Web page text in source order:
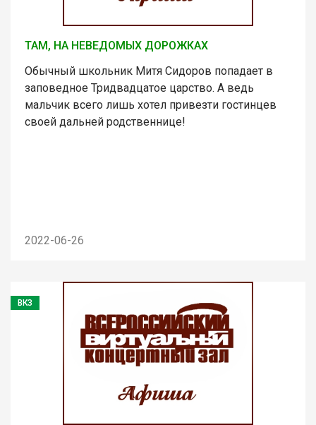
ТАМ, НА НЕВЕДОМЫХ ДОРОЖКАХ
Обычный школьник Митя Сидоров попадает в
заповедное Тридвадцатое царство. А ведь
мальчик всего лишь хотел привезти гостинцев
своей дальней родственнице!
2022-06-26
ВКЗ